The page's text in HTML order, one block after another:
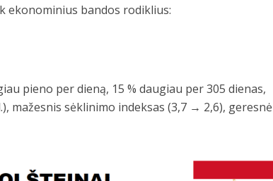
ekonominius bandos rodiklius:
pieno per dieną, 15 % daugiau per 305 dienas,
mažesnis sėklinimo indeksas (3,7 → 2,6), geresnė